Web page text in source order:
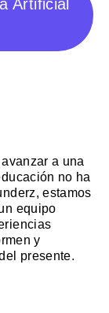
Artificial
a una
no ha
estamos
equipo
y
presente.